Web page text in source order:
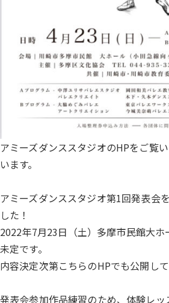
アミーズダンススタジオのHPをご覧
います。
アミーズダンススタジオ第1回発表会
した！
2022年7月23日（土）多摩市民館大ホ
未定です。
内容決定次第こちらのHPでも公開し
発表会参加作品練習のため、体験レ